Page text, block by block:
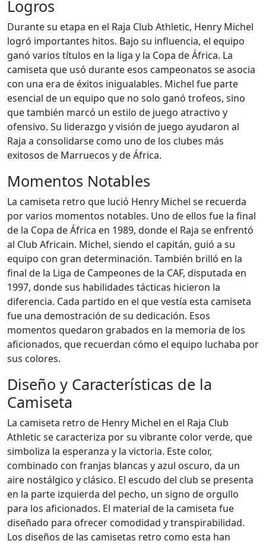
Logros
Durante su etapa en el Raja Club Athletic, Henry Michel
logró importantes hitos. Bajo su influencia, el equipo
ganó varios títulos en la liga y la Copa de África. La
camiseta que usó durante esos campeonatos se asocia
con una era de éxitos inigualables. Michel fue parte
esencial de un equipo que no solo ganó trofeos, sino
que también marcó un estilo de juego atractivo y
ofensivo. Su liderazgo y visión de juego ayudaron al
Raja a consolidarse como uno de los clubes más
exitosos de Marruecos y de África.
Momentos Notables
La camiseta retro que lució Henry Michel se recuerda
por varios momentos notables. Uno de ellos fue la final
de la Copa de África en 1989, donde el Raja se enfrentó
al Club Africain. Michel, siendo el capitán, guió a su
equipo con gran determinación. También brilló en la
final de la Liga de Campeones de la CAF, disputada en
1997, donde sus habilidades tácticas hicieron la
diferencia. Cada partido en el que vestía esta camiseta
fue una demostración de su dedicación. Esos
momentos quedaron grabados en la memoria de los
aficionados, que recuerdan cómo el equipo luchaba por
sus colores.
Diseño y Características de la
Camiseta
La camiseta retro de Henry Michel en el Raja Club
Athletic se caracteriza por su vibrante color verde, que
simboliza la esperanza y la victoria. Este color,
combinado con franjas blancas y azul oscuro, da un
aire nostálgico y clásico. El escudo del club se presenta
en la parte izquierda del pecho, un signo de orgullo
para los aficionados. El material de la camiseta fue
diseñado para ofrecer comodidad y transpirabilidad.
Los diseños de las camisetas retro como esta han